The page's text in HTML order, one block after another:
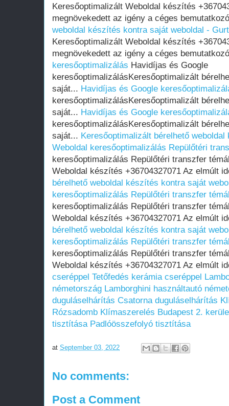
Keresőoptimalizált Weboldal készítés
megnövekedett az igény a céges
weboldal készítés kontra saját weboldal -
Keresőoptimalizált Weboldal készítés
megnövekedett az igény a céges
keresőoptimalizálás Havidíjas és Google
keresőoptimalizálásKeresőoptimalizált
saját... Havidíjas és Google
keresőoptimalizálásKeresőoptimalizált
saját... Havidíjas és Google
keresőoptimalizálásKeresőoptimalizált
saját... Keresőoptimalizált bérelhető
Weboldal keresőoptimalizálás Repülőtéri
keresőoptimalizálás Repülőtéri transzfer
Weboldal készítés +36704327071 Az elmúlt
bérelhető weboldal készítés kontra saját
keresőoptimalizálás Repülőtéri transzfer
keresőoptimalizálás Repülőtéri transzfer
Weboldal készítés +36704327071 Az elmúlt
bérelhető weboldal készítés kontra saját
keresőoptimalizálás Repülőtéri transzfer
keresőoptimalizálás Repülőtéri transzfer
Weboldal készítés +36704327071 Az elmúlt
cseréppel Tetőfedés kerámia cseréppel
németország Lamborghini használtautó
duguláselhárítás Csatorna duguláselhárítás
Rózsadomb Klímaszerelés Budapest 2.
tisztítása Padlóösszefolyó tisztítása
at September 03, 2022
No comments:
Post a Comment